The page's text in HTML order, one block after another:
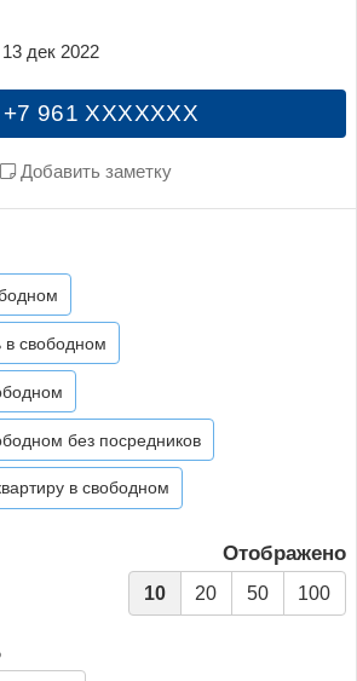
+7 961 XXXXXXX
Добавить заметку
13 дек 2022
в свободном
без посредников
в свободном
Отображено
10 20 50 100